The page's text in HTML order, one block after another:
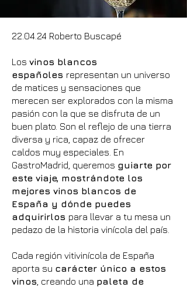
22.04.24 Roberto Buscapé
Los vinos blancos
españoles representan un universo
de matices y sensaciones que
merecen ser explorados con la misma
pasión con la que se disfruta de un
buen plato. Son el reflejo de una tierra
diversa y rica, capaz de ofrecer
caldos muy especiales. En
GastroMadrid, queremos guiarte por
este viaje, mostrándote los
mejores vinos blancos de
España y dónde puedes
adquirirlos para llevar a tu mesa un
pedazo de la historia vinícola del país.
Cada región vitivinícola de España
aporta su carácter único a estos
vinos , creando una paleta de